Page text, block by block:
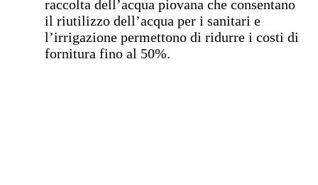
raccolta dell’acqua piovana che consentano
il riutilizzo dell’acqua per i sanitari e
l’irrigazione permettono di ridurre i costi di
fornitura fino al 50%.